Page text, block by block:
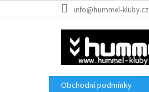
na
info@hummel-kluby.cz
Obchodní podmínky